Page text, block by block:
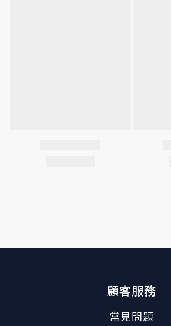
顧客服務
常見問題